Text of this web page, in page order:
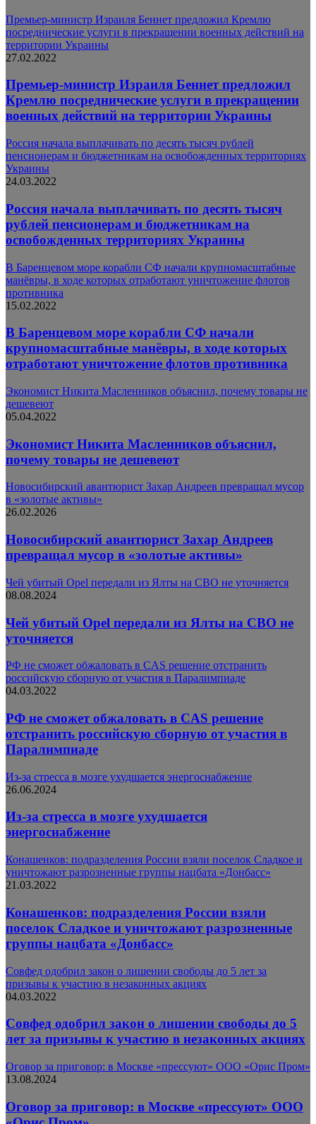
Премьер-министр Израиля Беннет предложил Кремлю
посреднические услуги в прекращении военных действий на
территории Украины
27.02.2022
Премьер-министр Израиля Беннет предложил
Кремлю посреднические услуги в прекращении
военных действий на территории Украины
Россия начала выплачивать по десять тысяч рублей
пенсионерам и бюджетникам на освобожденных территориях
Украины
24.03.2022
Россия начала выплачивать по десять тысяч
рублей пенсионерам и бюджетникам на
освобожденных территориях Украины
В Баренцевом море корабли СФ начали крупномасштабные
манёвры, в ходе которых отработают уничтожение флотов
противника
15.02.2022
В Баренцевом море корабли СФ начали
крупномасштабные манёвры, в ходе которых
отработают уничтожение флотов противника
Экономист Никита Масленников объяснил, почему товары не
дешевеют
05.04.2022
Экономист Никита Масленников объяснил,
почему товары не дешевеют
Новосибирский авантюрист Захар Андреев превращал мусор
в «золотые активы»
26.02.2026
Новосибирский авантюрист Захар Андреев
превращал мусор в «золотые активы»
Чей убитый Opel передали из Ялты на СВО не уточняется
08.08.2024
Чей убитый Opel передали из Ялты на СВО не
уточняется
РФ не сможет обжаловать в CAS решение отстранить
российскую сборную от участия в Паралимпиаде
04.03.2022
РФ не сможет обжаловать в CAS решение
отстранить российскую сборную от участия в
Паралимпиаде
Из-за стресса в мозге ухудшается энергоснабжение
26.06.2024
Из-за стресса в мозге ухудшается
энергоснабжение
Конашенков: подразделения России взяли поселок Сладкое и
уничтожают разрозненные группы нацбата «Донбасс»
21.03.2022
Конашенков: подразделения России взяли
поселок Сладкое и уничтожают разрозненные
группы нацбата «Донбасс»
Совфед одобрил закон о лишении свободы до 5 лет за
призывы к участию в незаконных акциях
04.03.2022
Совфед одобрил закон о лишении свободы до 5
лет за призывы к участию в незаконных акциях
Оговор за приговор: в Москве «прессуют» ООО «Орис Пром»
13.08.2024
Оговор за приговор: в Москве «прессуют» ООО